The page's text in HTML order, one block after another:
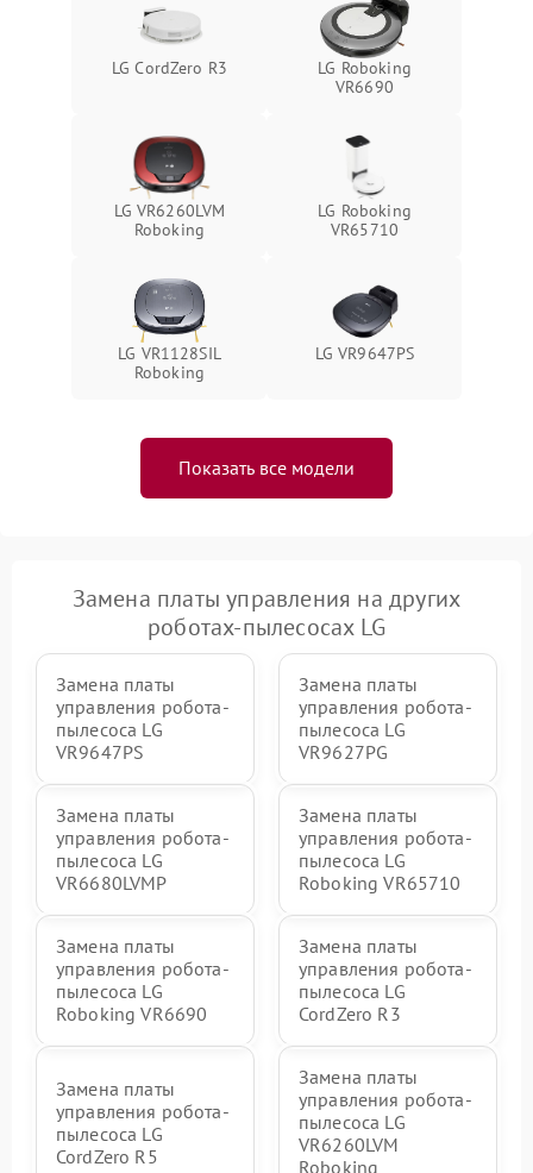
LG CordZero R3
LG Roboking
VR6690
LG VR6260LVM
Roboking
LG Roboking
VR65710
LG VR1128SIL
Roboking
LG VR9647PS
Показать все модели
Замена платы управления на других
роботах-пылесосах LG
Замена платы
управления робота-
пылесоса LG
VR9647PS
Замена платы
управления робота-
пылесоса LG
VR9627PG
Замена платы
управления робота-
пылесоса LG
VR6680LVMP
Замена платы
управления робота-
пылесоса LG
Roboking VR65710
Замена платы
управления робота-
пылесоса LG
Roboking VR6690
Замена платы
управления робота-
пылесоса LG
CordZero R3
Замена платы
управления робота-
пылесоса LG
CordZero R5
Замена платы
управления робота-
пылесоса LG
VR6260LVM
Roboking